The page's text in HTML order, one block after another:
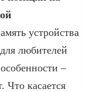
устройства
любителей
–
Что касается